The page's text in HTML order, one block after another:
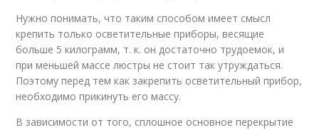
Нужно понимать, что таким способом имеет смысл
крепить только осветительные приборы, весящие
больше 5 килограмм, т. к. он достаточно трудоемок, и
при меньшей массе люстры не стоит так утруждаться.
Поэтому перед тем как закрепить осветительный прибор,
необходимо прикинуть его массу.
В зависимости от того, сплошное основное перекрытие